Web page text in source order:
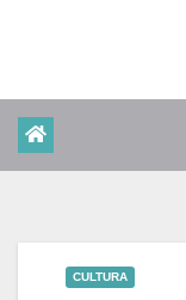
CULTURA